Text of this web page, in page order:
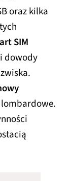
oraz kilka
SIM
dowody